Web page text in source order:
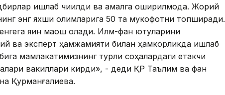
ишлаб чиқилди ва амалга оширилмоқда. Жорий
энг яхши олимларига 50 та мукофотни топширади.
яқин маош олади. Илм-фан ютуқларини
ва эксперт ҳамжамияти билан ҳамкорликда ишлаб
мамлакатимизнинг турли соҳалардаги етакчи
вакиллари кирди», - деди ҚР Таълим ва фан
Қурманғалиева.